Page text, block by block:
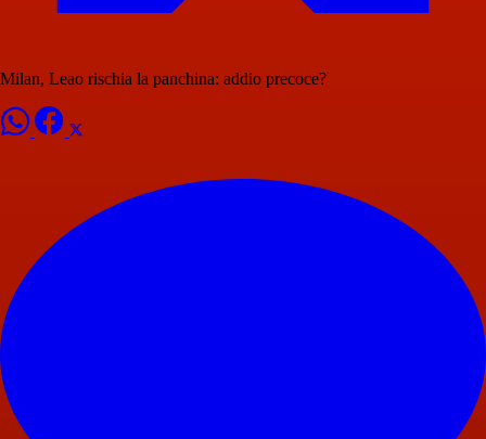
Milan, Leao rischia la panchina: addio precoce?